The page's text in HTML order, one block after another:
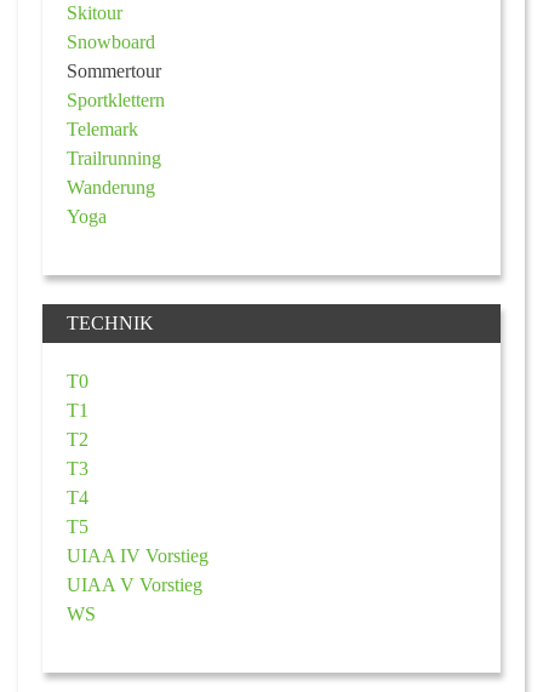
Skitour
Snowboard
Sommertour
Sportklettern
Telemark
Trailrunning
Wanderung
Yoga
TECHNIK
T0
T1
T2
T3
T4
T5
UIAA IV Vorstieg
UIAA V Vorstieg
WS